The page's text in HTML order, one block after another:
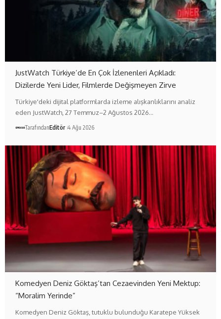
JustWatch Türkiye’de En Çok İzlenenleri Açıkladı:
Dizilerde Yeni Lider, Filmlerde Değişmeyen Zirve
Türkiye'deki dijital platformlarda izleme alışkanlıklarını analiz
eden JustWatch, 27 Temmuz–2 Ağustos 2026…
TarafındanEditör 4 Ağu 2026
Komedyen Deniz Göktaş’tan Cezaevinden Yeni Mektup:
“Moralim Yerinde”
Komedyen Deniz Göktaş, tutuklu bulunduğu Karatepe Yüksek